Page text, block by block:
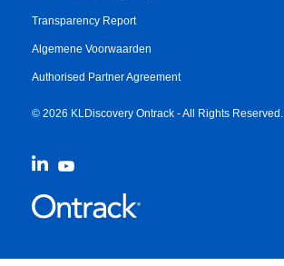
Transparency Report
Algemene Voorwaarden
Authorised Partner Agreement
© 2026 KLDiscovery Ontrack - All Rights Reserved.